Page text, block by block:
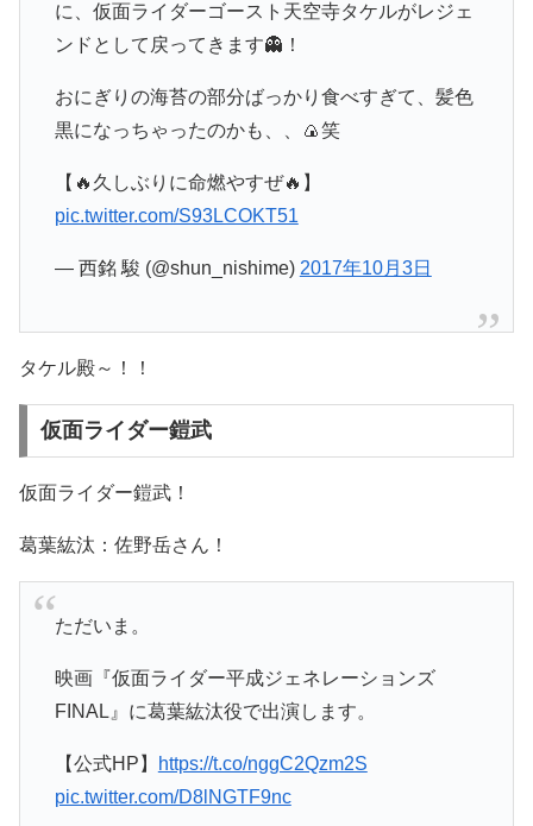
に、仮面ライダーゴースト天空寺タケルがレジェ
ンドとして戻ってきます👻！
おにぎりの海苔の部分ばっかり食べすぎて、髪色
黒になっちゃったのかも、、🍙笑
【🔥久しぶりに命燃やすぜ🔥】
pic.twitter.com/S93LCOKT51
— 西銘 駿 (@shun_nishime) 2017年10月3日
タケル殿～！！
仮面ライダー鎧武
仮面ライダー鎧武！
葛葉紘汰：佐野岳さん！
ただいま。
映画『仮面ライダー平成ジェネレーションズ
FINAL』に葛葉紘汰役で出演します。
【公式HP】
https://t.co/nggC2Qzm2S
pic.twitter.com/D8lNGTF9nc